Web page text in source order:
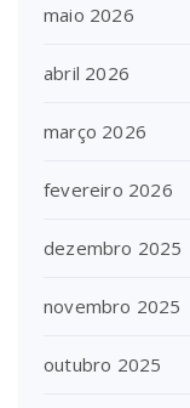
maio 2026
abril 2026
março 2026
fevereiro 2026
dezembro 2025
novembro 2025
outubro 2025